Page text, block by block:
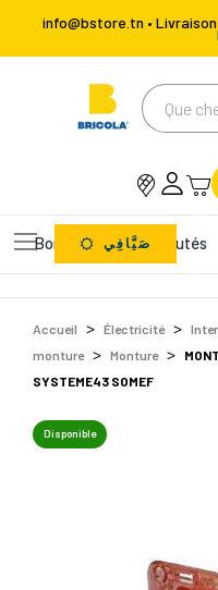
info@bstore.tn •
Bons Plans Nouveautés
صَيَّافِي
Accueil Électricité
monture
Monture
SYSTEME43 SOMEF
Disponible